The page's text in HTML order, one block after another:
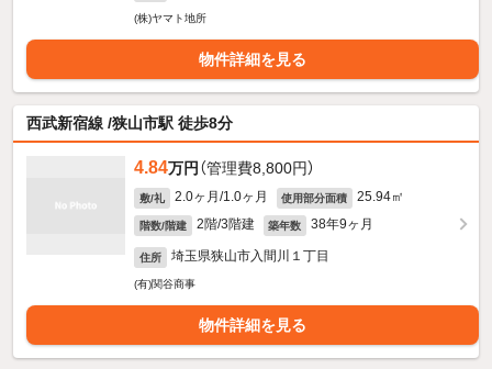
(株)ヤマト地所
物件詳細を見る
西武新宿線 /狭山市駅 徒歩8分
4.84万円 （管理費8,800円）
敷/礼 2.0ヶ月/1.0ヶ月 使用部分面積 25.94㎡
階数/階建 2階/3階建 築年数 38年9ヶ月
住所 埼玉県狭山市入間川１丁目
(有)関谷商事
物件詳細を見る